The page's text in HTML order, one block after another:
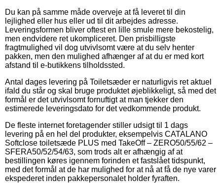
Du kan på samme måde overveje at få leveret til din
lejlighed eller hus eller ud til dit arbejdes adresse.
Leveringsformen bliver oftest en lille smule mere bekostelig,
men endvidere ret ukompliceret. Den prisbilligste
fragtmulighed vil dog utvivlsomt være at du selv henter
pakken, men den mulighed afhænger af at du er med kort
afstand til e-butikkens tilholdssted.
Antal dages levering på Toiletsæder er naturligvis ret aktuel
ifald du står og skal bruge produktet øjeblikkeligt, så med det
formål er det utvivlsomt fornuftigt at man tjekker den
estimerede leveringsdato for det vedkommende produkt.
De fleste internet foretagender stiller udsigt til 1 dags
levering på en hel del produkter, eksempelvis CATALANO
Softclose toiletsæde PLUS med TakeOff – ZERO50/55/62 –
SFERA50/52/54/63, som trods alt er afhængig af at
bestillingen køres igennem forinden et fastslået tidspunkt,
med det formål at de har mulighed for at nå at få de nye varer
ekspederet inden pakkepersonalet holder fyraften.